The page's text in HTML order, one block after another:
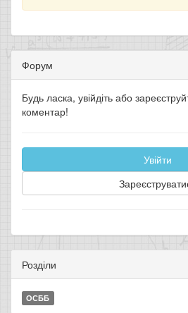
Форум
Будь ласка, увійдіть або
коментар!
Увійти
Розділи
ОСББ